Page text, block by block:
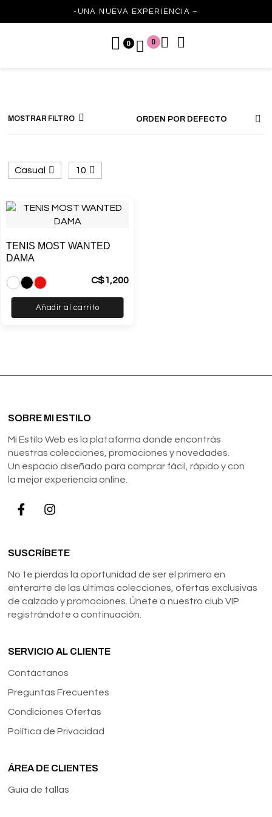
-UNA NUEVA EXPERIENCIA –
0 0
MOSTRAR FILTRO ORDEN POR DEFECTO
Casual 10
Añadir al carrito
TENIS MOST WANTED
DAMA
C$1,200
SOBRE MI ESTILO
Mi Estilo Web es la plataforma donde encontrás
nuestras colecciones, promociones y novedades.
Un espacio diseñado para comprar fácil, rápido y con
la mejor experiencia online.
SUSCRÍBETE
No te pierdas la oportunidad de ser el primero en
enterarte de las últimas colecciones, ofertas exclusivas
de calzado y promociones. Únete a nuestro club VIP
registrándote a continuación.
SERVICIO AL CLIENTE
Contáctanos
Preguntas Frecuentes
Condiciones Ofertas
Política de Privacidad
ÁREA DE CLIENTES
Guía de tallas